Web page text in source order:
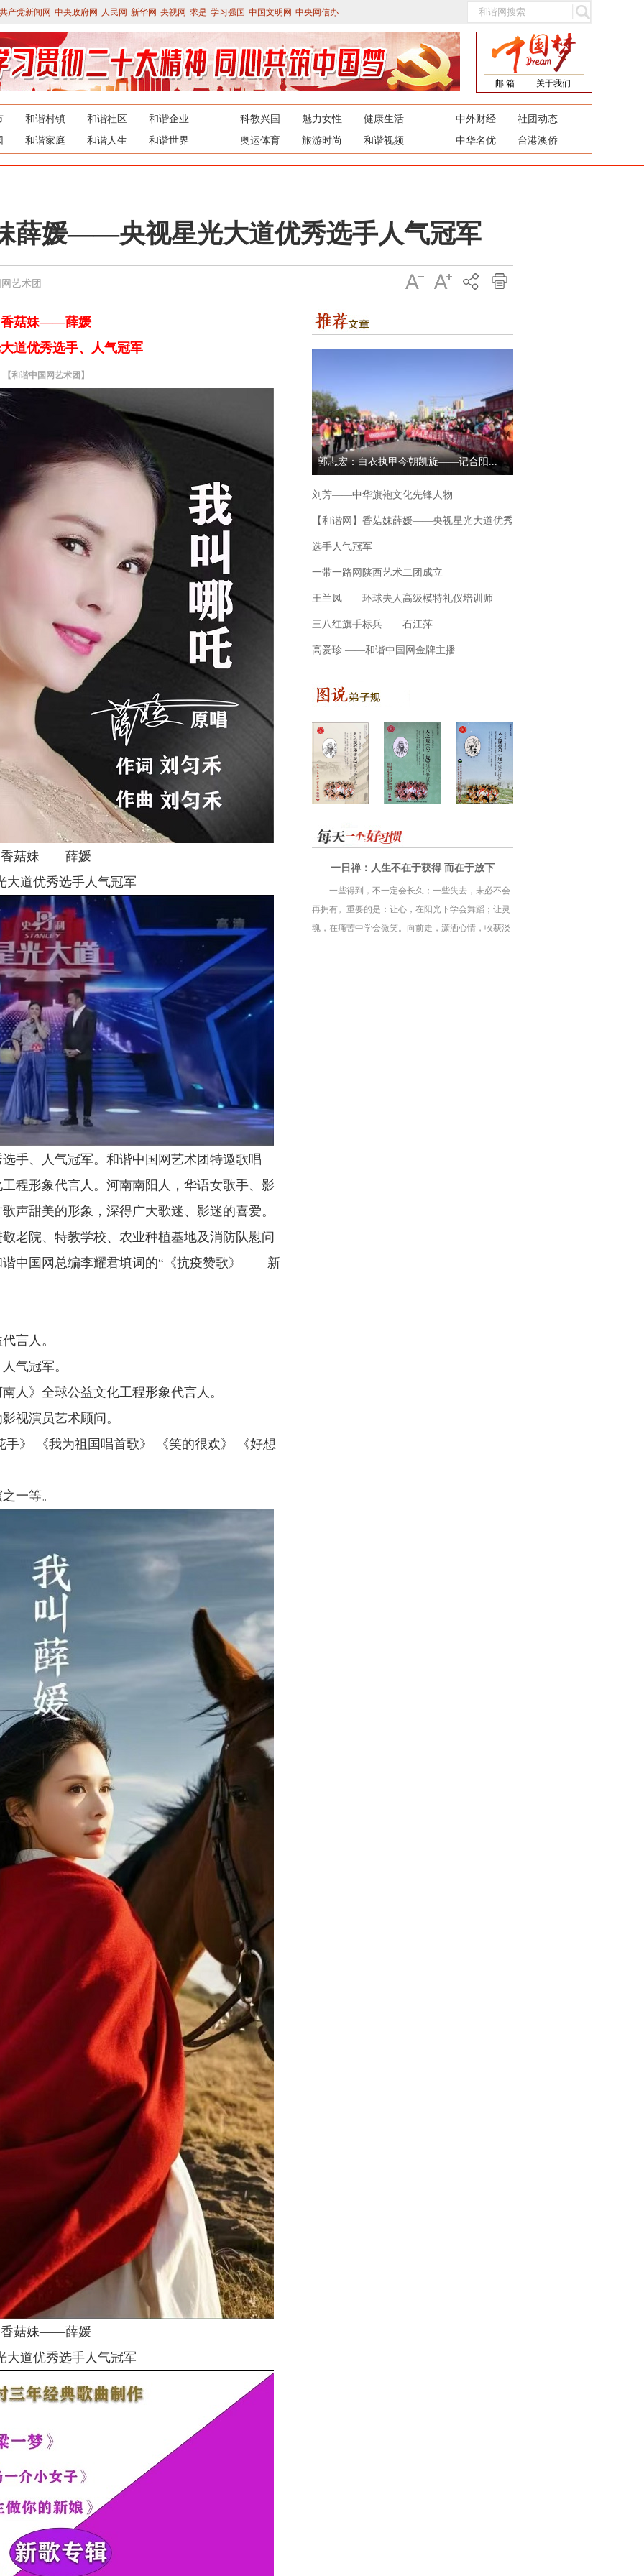
产党新闻网 中央政府网 人民网 新华网 央视网 求是 学习强国 中国文明网 中央网信办
邮 箱 关于我们
和谐村镇 和谐社区
和谐企业
和谐家庭 和谐人生 和谐世界
科教兴国 魅力女性
健康生活
奥运体育
旅游时尚 和谐视频
中外财经
社团动态
中华名优
台港澳侨
薛媛——央视星光大道优秀选手人气冠军
艺术团
香菇妹——薛媛
道优秀选手、人气冠军
【和谐中国网艺术团】
香菇妹——薛媛
大道优秀选手人气冠军
手、人气冠军。 和谐中国网艺术团特邀歌唱
程形象代言人。 河南南阳人，华语女歌手、影
声甜美的形象，深得广大歌迷、影迷的喜爱。
老院、特教学校、农业种植基地及消防队慰问
谐中国网总编李耀君填词的“《抗疫赞歌》——新
言人。
气冠军。
人》全球公益文化工程形象代言人。
视演员艺术顾问。
》 《我为祖国唱首歌》 《笑的很欢》 《好想
一等。
香菇妹——薛媛
大道优秀选手人气冠军
郭志宏：白衣执甲今朝凯旋——记合阳...
刘芳——中华旗袍文化先锋人物
【和谐网】香菇妹薛媛——央视星光大道优秀
选手人气冠军
一带一路网陕西艺术二团成立
王兰凤——环球夫人高级模特礼仪培训师
三八红旗手标兵——石江萍
高爱珍 ——和谐中国网金牌主播
一日禅：人生不在于获得 而在于放下
一些得到，不一定会长久；一些失去，未必不会
再拥有。重要的是：让心，在阳光下学会舞蹈；让灵
魂，在痛苦中学会微笑。向前走，潇洒心情，收获淡